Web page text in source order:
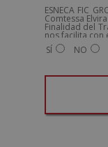
ESNECA FIC
Comtessa
Finalidad del
nos facilita con
tipo comercial
y otros tipo de
Derechos:
Para más
Privacidad.
Desea recibir
SÍ NO